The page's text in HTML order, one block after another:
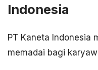
Indonesia
PT Kaneta Indonesia
memadai bagi